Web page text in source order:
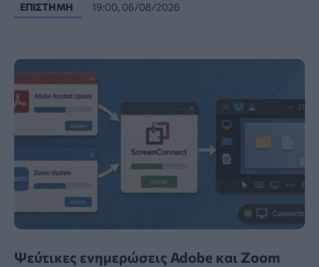
ΕΠΙΣΤΉΜΗ 19:00, 06/08/2026
Ψεύτικες ενημερώσεις Adobe και Zoom